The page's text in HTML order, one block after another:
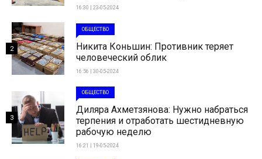
16:30 | 23-05-2024
ОБЩЕСТВО
Никита Коньшин: Противник теряет
человеческий облик
16:56 | 30-05-2024
2
ОБЩЕСТВО
Диляра Ахметзянова: Нужно набраться
терпения и отработать шестидневную
рабочую неделю
16:21 | 19-05-2024
3